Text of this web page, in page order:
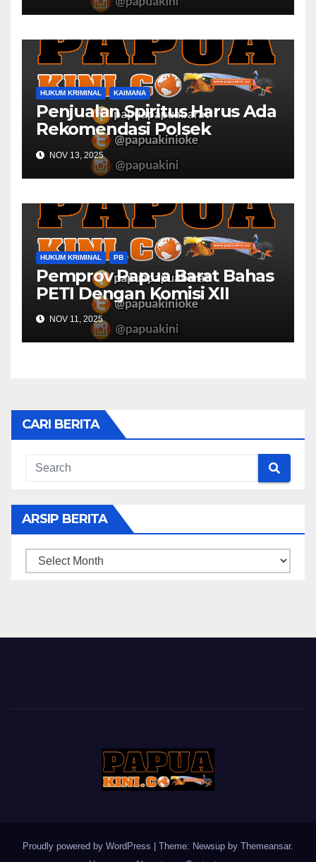
HUKUM KRIMINAL KAIMANA
Penjualan Spiritus Harus Ada
Rekomendasi Polsek
Kaimana
NOV 13, 2025
HUKUM KRIMINAL PB
Pemprov Papua Barat Bahas
PETI Dengan Komisi XII
NOV 11, 2025
CARI BERITA
ARSIP BERITA
ARSIP
Proudly powered by WordPress Theme: Newsup by Themeansar.